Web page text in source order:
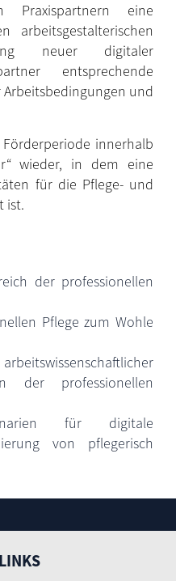
eine
arbeitsgestalterischen
neuer digitaler
entsprechende
Arbeitsbedingungen und
innerhalb
wieder, in dem eine
für die Pflege- und
ist.
der professionellen
Pflege zum Wohle
der professionellen
für digitale
von pflegerisch